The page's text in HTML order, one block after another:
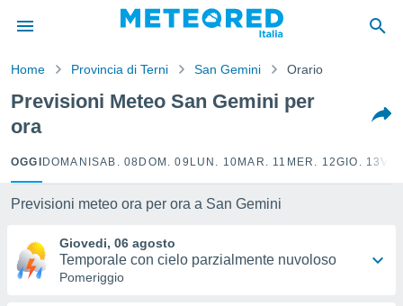
di
per
le
di
Web
Home Provincia di Terni San Gemini Orario
Previsioni Meteo San Gemini per
ora
OGGI DOMANISAB. 08 DOM. 09 LUN. 10 MAR. 11 MER. 12GIO. 13
Previsioni meteo ora per ora a San Gemini
Giovedi, 06 agosto
Temporale con cielo parzialmente nuvoloso
Pomeriggio